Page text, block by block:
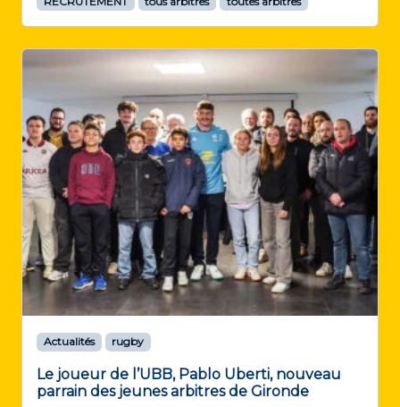
Actualités rugby
Le joueur de l’UBB, Pablo Uberti, nouveau
parrain des jeunes arbitres de Gironde